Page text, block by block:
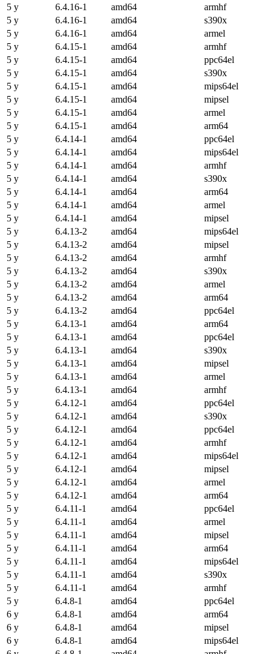
5 y
6.4.16-1 amd64
armhf
5 y
6.4.16-1 amd64
s390x
5 y
6.4.16-1 amd64
armel
5 y
6.4.15-1 amd64
armhf
5 y
6.4.15-1 amd64
ppc64el
5 y
6.4.15-1 amd64
s390x
5 y
6.4.15-1 amd64
mips64el
5 y
6.4.15-1 amd64
mipsel
5 y
6.4.15-1 amd64
armel
5 y
6.4.15-1 amd64
arm64
5 y
6.4.14-1 amd64
ppc64el
5 y
6.4.14-1 amd64
mips64el
5 y
6.4.14-1 amd64
armhf
5 y
6.4.14-1 amd64
s390x
5 y
6.4.14-1 amd64
arm64
5 y
6.4.14-1 amd64
armel
5 y
6.4.14-1 amd64
mipsel
5 y
6.4.13-2 amd64
mips64el
5 y
6.4.13-2 amd64
mipsel
5 y
6.4.13-2 amd64
armhf
5 y
6.4.13-2 amd64
s390x
5 y
6.4.13-2 amd64
armel
5 y
6.4.13-2 amd64
arm64
5 y
6.4.13-2 amd64
ppc64el
5 y
6.4.13-1 amd64
arm64
5 y
6.4.13-1 amd64
ppc64el
5 y
6.4.13-1 amd64
s390x
5 y
6.4.13-1 amd64
mipsel
5 y
6.4.13-1 amd64
armel
5 y
6.4.13-1 amd64
armhf
5 y
6.4.12-1 amd64
ppc64el
5 y
6.4.12-1 amd64
s390x
5 y
6.4.12-1 amd64
ppc64el
5 y
6.4.12-1 amd64
armhf
5 y
6.4.12-1 amd64
mips64el
5 y
6.4.12-1 amd64
mipsel
5 y
6.4.12-1 amd64
armel
5 y
6.4.12-1 amd64
arm64
5 y
6.4.11-1 amd64
ppc64el
5 y
6.4.11-1 amd64
armel
5 y
6.4.11-1 amd64
mipsel
5 y
6.4.11-1 amd64
arm64
5 y
6.4.11-1 amd64
mips64el
5 y
6.4.11-1 amd64
s390x
5 y
6.4.11-1 amd64
armhf
5 y
6.4.8-1 amd64
ppc64el
6 y
6.4.8-1 amd64
arm64
6 y
6.4.8-1 amd64
mipsel
6 y
6.4.8-1 amd64
mips64el